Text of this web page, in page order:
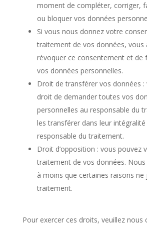
moment de compléter, corriger,
ou bloquer vos données
Si vous nous donnez votre
traitement de vos données, vous
révoquer ce consentement et de
vos données personnelles.
Droit de transférer vos données :
droit de demander toutes vos
personnelles au responsable du
les transférer dans leur
responsable du traitement.
Droit d’opposition : vous pouvez
traitement de vos données.
à moins que certaines raisons ne
traitement.
Pour exercer ces droits, veuillez nous